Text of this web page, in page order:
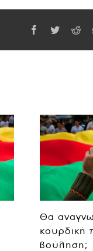
Facebook
Twitter
Θα
κουρδική
βούληση;